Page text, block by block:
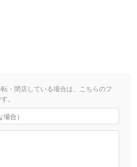
・閉店している場合は、こちらのフ
。